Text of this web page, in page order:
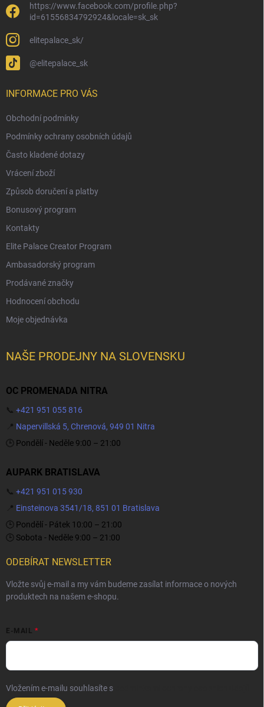
https://www.facebook.com/profile.php?
id=61556834792924&locale=sk_sk
elitepalace_sk/
@elitepalace_sk
INFORMACE PRO VÁS
Obchodní podmínky
Podmínky ochrany osobních údajů
Často kladené dotazy
Vrácení zboží
Způsob doručení a platby
Bonusový program
Kontakty
Elite Palace Creator Program
Ambasadorský program
Prodávané značky
Hodnocení obchodu
Moje objednávka
NAŠE PRODEJNY NA SLOVENSKU
OC PROMENADA NITRA
📞 +421 951 055 816
📍 Napervillská 5, Chrenová, 949 01 Nitra
🕒 Pondělí - Neděle 9:00 – 21:00
AUPARK BRATISLAVA
📞 +421 951 015 930
📍 Einsteinova 3541/18, 851 01 Bratislava
🕒 Pondělí - Pátek 10:00 – 21:00
🕒 Sobota - Neděle 9:00 – 21:00
ODEBÍRAT NEWSLETTER
Vložte svůj e-mail a my vám budeme zasílat informace o nových
produktech na našem e-shopu.
E-MAIL
Vložením e-mailu souhlasíte s